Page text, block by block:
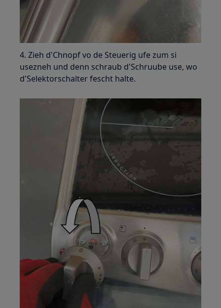
4. Zieh d'Chnopf vo de Steuerig ufe zum si
usezneh und denn schraub d'Schruube use, wo
d'Selektorschalter fescht halte.